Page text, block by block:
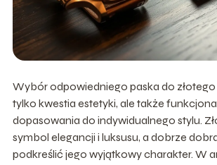
Wybór odpowiedniego paska do
tylko kwestia estetyki, ale także
dopasowania do indywidualnego stylu.
symbol elegancji i luksusu, a dobrze
podkreślić jego wyjątkowy charakter. W